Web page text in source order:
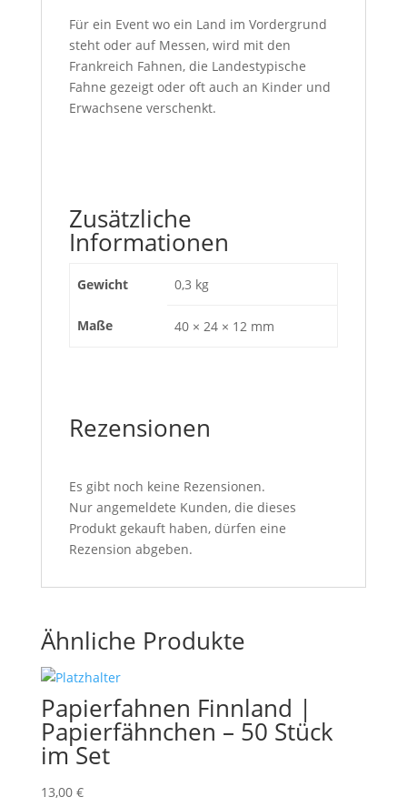
Für ein Event wo ein Land im Vordergrund
steht oder auf Messen, wird mit den
Frankreich Fahnen, die Landestypische
Fahne gezeigt oder oft auch an Kinder und
Erwachsene verschenkt.
Zusätzliche
Informationen
Gewicht 0,3 kg
Maße 40 × 24 × 12 mm
Rezensionen
Es gibt noch keine Rezensionen.
Nur angemeldete Kunden, die dieses
Produkt gekauft haben, dürfen eine
Rezension abgeben.
Ähnliche Produkte
Papierfahnen Finnland |
Papierfähnchen – 50 Stück
im Set
13,00 €